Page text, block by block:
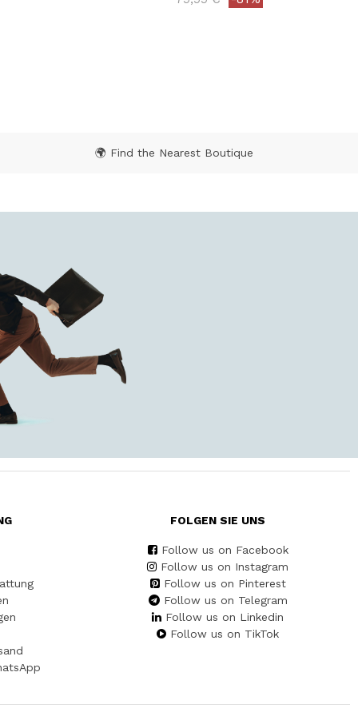
🌍 Find the Nearest Boutique
FOLGEN SIE UNS
Follow us on Facebook
Follow us on Instagram
Follow us on Pinterest
Follow us on Telegram
Follow us on Linkedin
Follow us on TikTok